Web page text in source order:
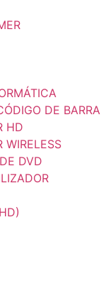
DE BARRA
HD
WIRELESS
DVD